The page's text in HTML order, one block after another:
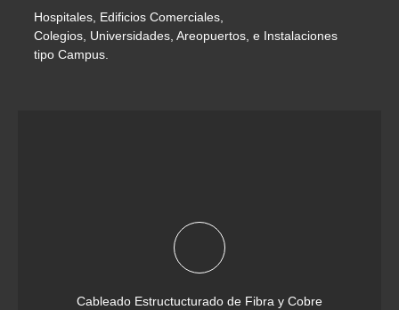
Hospitales, Edificios Comerciales,
Colegios, Universidades, Areopuertos, e Instalaciones
tipo Campus.
Cableado Estructucturado de Fibra y Cobre